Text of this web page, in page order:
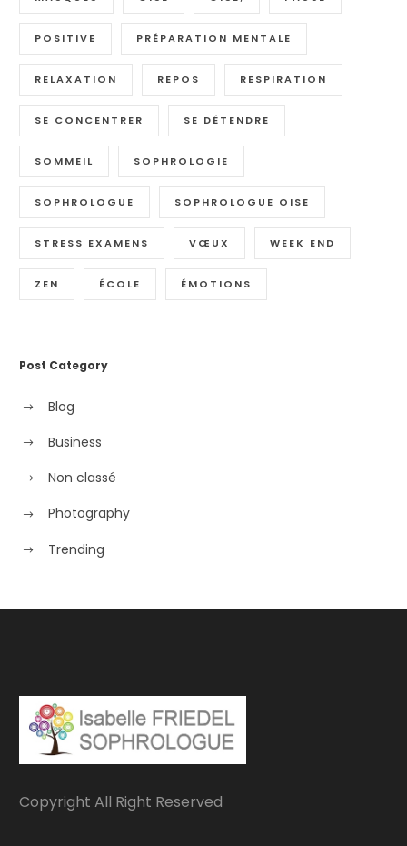
POSITIVE PRÉPARATION MENTALE
RELAXATION REPOS RESPIRATION
SE CONCENTRER SE DÉTENDRE
SOMMEIL SOPHROLOGIE
SOPHROLOGUE SOPHROLOGUE OISE
STRESS EXAMENS VŒUX WEEK END
ZEN ÉCOLE ÉMOTIONS
Post Category
Blog
Business
Non classé
Photography
Trending
Copyright All Right Reserved